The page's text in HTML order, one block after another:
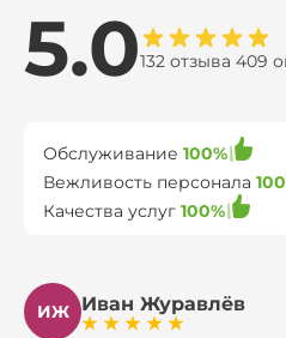
5.0132 отзыва 409
Обслуживание 100%
Вежливость персонала
Качества услуг 100%
ИЖ Иван Журавлёв